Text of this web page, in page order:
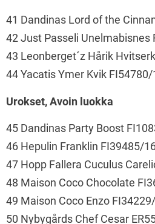
41 Dandinas Lord of the
42 Just Passeli Unelmabisnes
43 Leonberget´z Hårik
44 Yacatis Ymer Kvik FI54780/
Urokset, Avoin luokka
45 Dandinas Party Boost
46 Hepulin Franklin FI39485/
47 Hopp Fallera Cuculus
48 Maison Coco Chocolate
49 Maison Coco Enzo
50 Nybygårds Chef Cesar